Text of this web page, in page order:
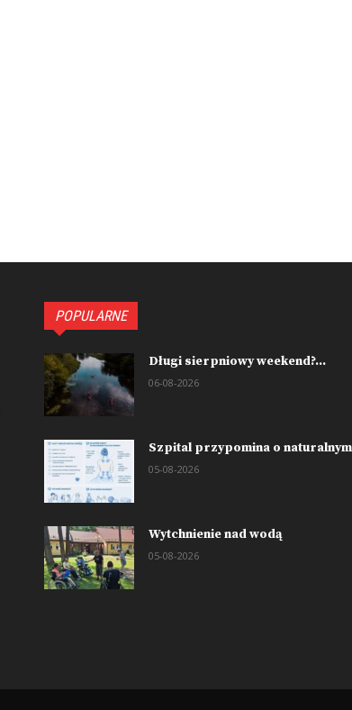
POPULARNE
Długi sierpniowy weekend?...
06-08-2026
Szpital przypomina o
05-08-2026
Wytchnienie nad wodą
05-08-2026